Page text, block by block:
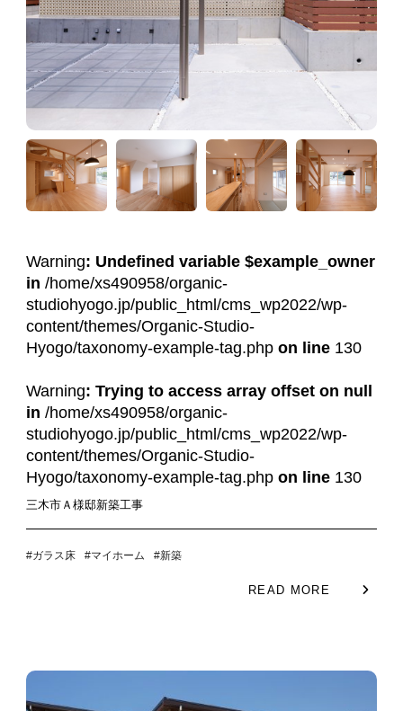
Warning: Undefined variable $example_owner
in /home/xs490958/organic-
studiohyogo.jp/public_html/cms_wp2022/wp-
content/themes/Organic-Studio-
Hyogo/taxonomy-example-tag.phpon line 130
Warning: Trying to access array offset on null
in /home/xs490958/organic-
studiohyogo.jp/public_html/cms_wp2022/wp-
content/themes/Organic-Studio-
Hyogo/taxonomy-example-tag.phpon line 130
三木市Ａ様邸新築工事
#ガラス床 #マイホーム #新築
READ MORE